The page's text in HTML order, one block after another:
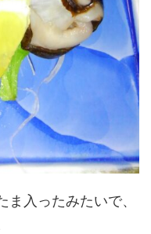
入ったみたいで、